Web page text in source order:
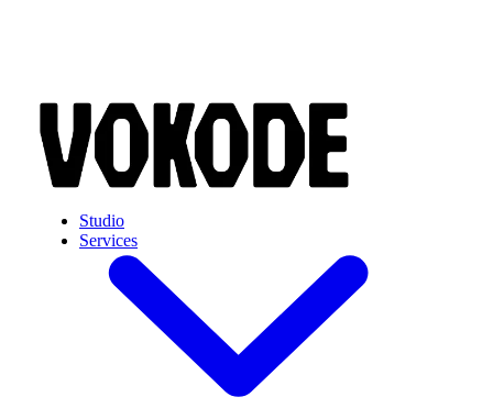
Studio
Services